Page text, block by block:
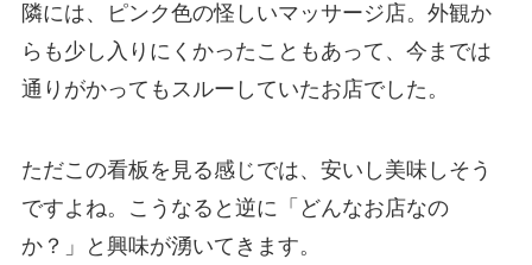
隣には、ピンク色の怪しいマッサージ店。外観か
らも少し入りにくかったこともあって、今までは
通りがかってもスルーしていたお店でした。
ただこの看板を見る感じでは、安いし美味しそう
ですよね。こうなると逆に「どんなお店なの
か？」と興味が湧いてきます。